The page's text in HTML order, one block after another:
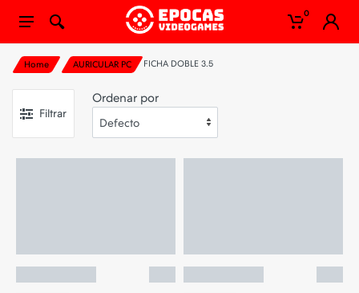
0
Home AURICULAR PC FICHA DOBLE 3.5
Filtrar
Ordenar por